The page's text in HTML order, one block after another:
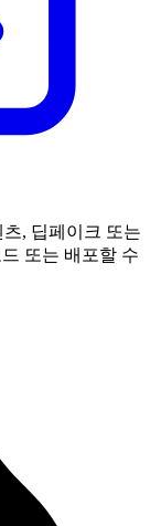
츠, 딥페이크 또는
또는 배포할 수